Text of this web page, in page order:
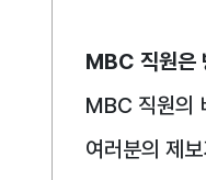
MBC 직원은
MBC 직원의
여러분의 제